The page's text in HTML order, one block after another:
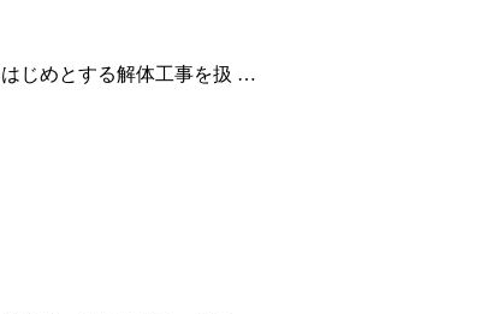
じめとする解体工事を扱 …